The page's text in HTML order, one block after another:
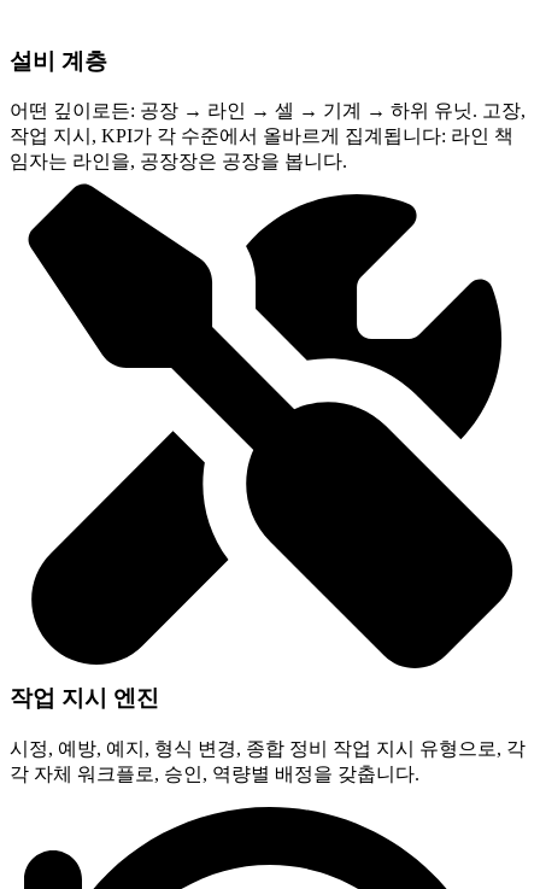
설비 계층
어떤 깊이로든: 공장 → 라인 → 셀 → 기계 → 하위 유닛. 고장,
작업 지시, KPI가 각 수준에서 올바르게 집계됩니다: 라인 책
임자는 라인을, 공장장은 공장을 봅니다.
작업 지시 엔진
시정, 예방, 예지, 형식 변경, 종합 정비 작업 지시 유형으로, 각
각 자체 워크플로, 승인, 역량별 배정을 갖춥니다.